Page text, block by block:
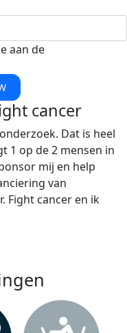
aan de
cancer
Dat is heel
1 op de 2 mensen in
mij en help
van
Fight cancer en ik